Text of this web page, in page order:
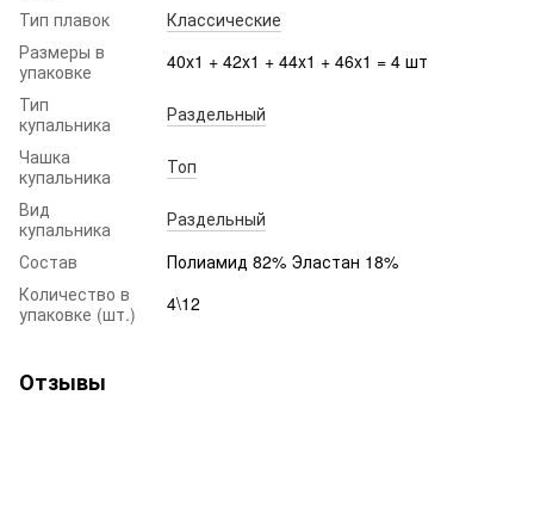
Тип плавок
Классические
Размеры в
упаковке
40x1 + 42x1 + 44x1 + 46x1 = 4 шт
Тип
купальника
Раздельный
Чашка
купальника
Топ
Вид
купальника
Раздельный
Состав
Полиамид 82% Эластан 18%
Количество в
упаковке (шт.)
4\12
Отзывы